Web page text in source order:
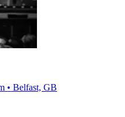
• Belfast, GB